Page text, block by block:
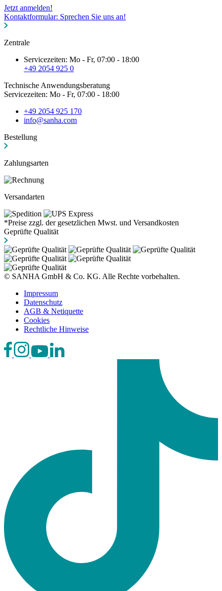
Jetzt anmelden!
Kontaktformular: Sprechen Sie uns an!
Zentrale
Servicezeiten: Mo - Fr, 07:00 - 18:00
+49 2054 925 0
Technische Anwendungsberatung
Servicezeiten: Mo - Fr, 07:00 - 18:00
+49 2054 925 170
info@sanha.com
Bestellung
Zahlungsarten
Versandarten
*Preise zzgl. der gesetzlichen Mwst. und Versandkosten
Geprüfte Qualität
© SANHA GmbH & Co. KG. Alle Rechte vorbehalten.
Impressum
Datenschutz
AGB & Netiquette
Cookies
Rechtliche Hinweise